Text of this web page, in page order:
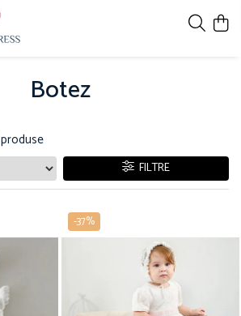
Botez
produse
FILTRE
-37%